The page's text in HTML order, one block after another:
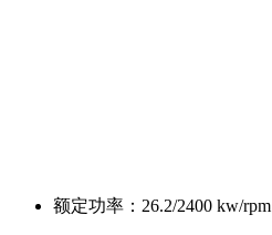
额定功率： 26.2/2400 kw/rpm